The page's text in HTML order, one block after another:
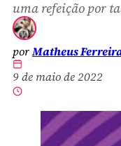
uma refeição por
porMatheus
9 de maio de 2022